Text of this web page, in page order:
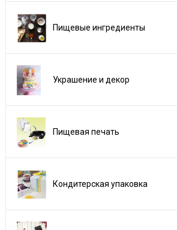
Пищевые ингредиенты
Украшение и декор
Пищевая печать
Кондитерская упаковка